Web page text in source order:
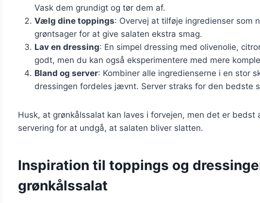
Vask dem grundigt og tør dem af.
Vælg dine toppings: Overvej at tilføje ingredienser som
grøntsager for at give salaten ekstra smag.
Lav en dressing: En simpel dressing med olivenolie,
godt, men du kan også eksperimentere med mere
Bland og server: Kombiner alle ingredienserne i en stor
dressingen fordeles jævnt. Server straks for den bedste
Husk, at grønkålssalat kan laves i forvejen, men det er
servering for at undgå, at salaten bliver slatten.
Inspiration til toppings og
grønkålssalat